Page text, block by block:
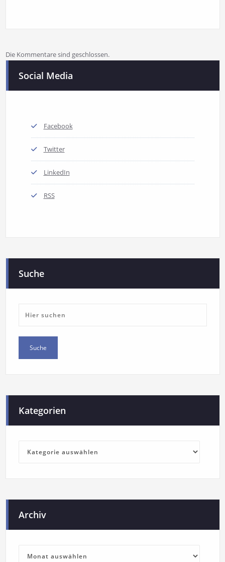
Die Kommentare sind geschlossen.
Social Media
Facebook
Twitter
LinkedIn
RSS
Suche
Kategorien
Archiv